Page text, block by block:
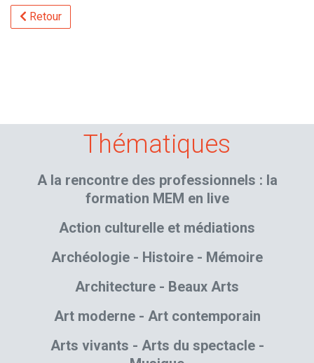
Retour
Thématiques
A la rencontre des professionnels : la
formation MEM en live
Action culturelle et médiations
Archéologie - Histoire - Mémoire
Architecture - Beaux Arts
Art moderne - Art contemporain
Arts vivants - Arts du spectacle -